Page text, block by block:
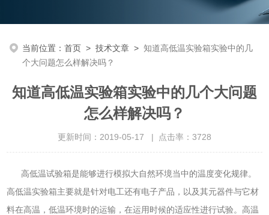
当前位置：首页 >技术文章 >知道高低温实验箱实验中的几
个大问题怎么样解决吗？
知道高低温实验箱实验中的几个大问题
怎么样解决吗？
更新时间：2019-05-17 | 点击率：3728
高低温试验箱是能够进行模拟大自然环境当中的温度变化规律。
高低温实验箱主要就是针对电工还有电子产品，以及其元器件与它材
料在高温，低温环境时的运输，在运用时候的适应性进行试验。高温